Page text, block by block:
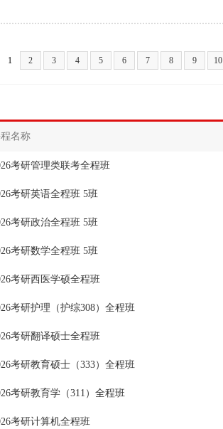
1 2 3 4 5 6 7 8 9 10
名称
考研管理类联考全程班
考研英语全程班 5班
考研政治全程班 5班
考研数学全程班 5班
考研西医学硕全程班
考研护理（护综308）全程班
考研翻译硕士全程班
考研教育硕士（333）全程班
考研教育学（311）全程班
考研计算机全程班